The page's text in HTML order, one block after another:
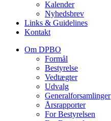
Kalender
Nyhedsbrev
Links & Guidelines
Kontakt
Om DPBO
Formål
Bestyrelse
Vedtægter
Udvalg
Generalforsamlinger
Årsrapporter
For Bestyrelsen